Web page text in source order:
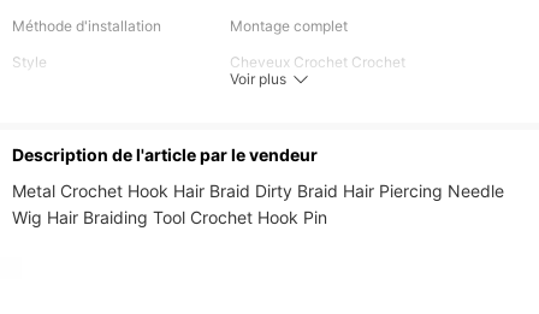
Méthode d'installation
Montage complet
Style
Cheveux Crochet Crochet
Voir plus
Description de l'article par le vendeur
Metal Crochet Hook Hair Braid Dirty Braid Hair Piercing Needle
Wig Hair Braiding Tool Crochet Hook Pin